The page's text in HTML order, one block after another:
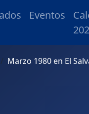
Eventos
Marzo 1980 en El